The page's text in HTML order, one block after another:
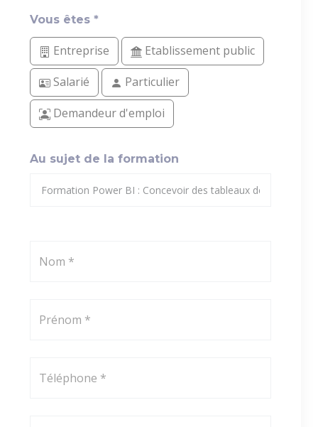
Vous êtes *
Entreprise
Etablissement public
Salarié
Particulier
Demandeur d'emploi
Au sujet de la formation
Nom *
Prénom *
Téléphone *